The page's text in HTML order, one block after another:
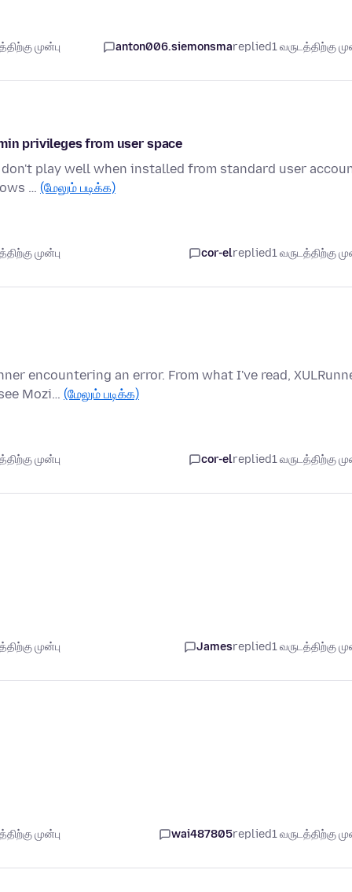
முன்பு anton006.siemonsmareplied1 வருடத்திற்கு
privileges from user space
play well when installed from standard user
… (மேலும் படிக்க)
முன்பு cor-elreplied1 வருடத்திற்கு
encountering an error. From what I've read,
Mozi… (மேலும் படிக்க)
முன்பு cor-elreplied1 வருடத்திற்கு
முன்பு Jamesreplied1 வருடத்திற்கு
முன்பு wai487805replied1 வருடத்திற்கு